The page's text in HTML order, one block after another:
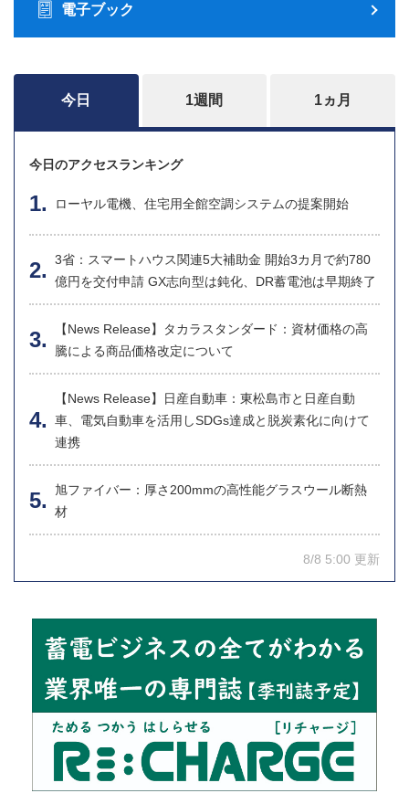
電子ブック
今日 1週間 1ヵ月
今日のアクセスランキング
ローヤル電機、住宅用全館空調システムの提案開始
3省：スマートハウス関連5大補助金 開始3カ月で約780
億円を交付申請 GX志向型は鈍化、DR蓄電池は早期終了
【News Release】タカラスタンダード：資材価格の高
騰による商品価格改定について
【News Release】日産自動車：東松島市と日産自動
車、電気自動車を活用しSDGs達成と脱炭素化に向けて
連携
旭ファイバー：厚さ200mmの高性能グラスウール断熱
材
8/8 5:00 更新